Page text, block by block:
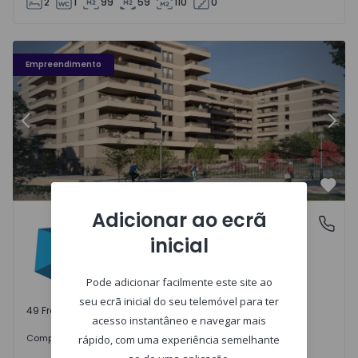
Empreendimento
Fachada PLENO JARDIM - 3
Anterior
Águas Santas, PortoPLENO JARDIM
Águas Santas, Porto
49 Frações disponíveis
Comprar desde 242.000 €
Adicionar ao ecrã
inicial
Pode adicionar facilmente este site ao
seu ecrã inicial do seu telemóvel para ter
acesso instantâneo e navegar mais
rápido, com uma experiência semelhante